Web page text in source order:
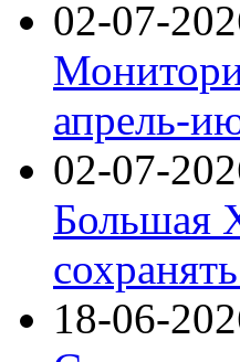
02-07-
апрель-
02-07-
Большая
18-06-